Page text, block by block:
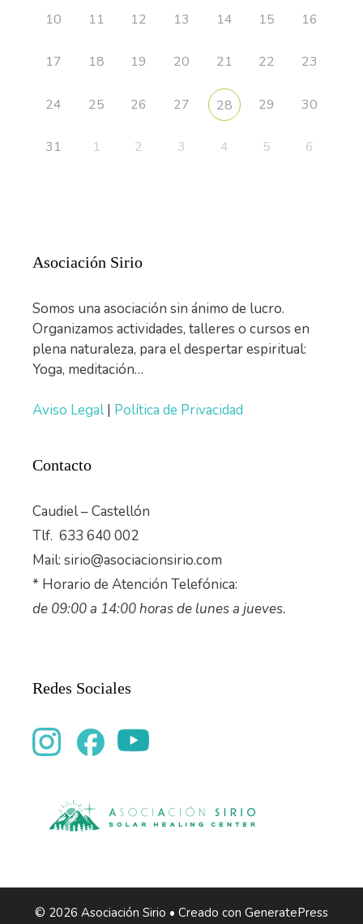
10 11 12 13 14 15 16
17 18 19 20 21 22 23
24 25 26 27 28 29 30
31 1 2 3 4 5 6
Asociación Sirio
Somos una asociación sin ánimo de lucro.
Organizamos actividades, talleres o cursos en
plena naturaleza, para el despertar espiritual:
Yoga, meditación…
Aviso Legal| Política de Privacidad
Contacto
Caudiel – Castellón
Tlf. 633 640 002
Mail: sirio@asociacionsirio.com
* Horario de Atención Telefónica:
de 09:00 a 14:00 horas de lunes a jueves.
Redes Sociales
© 2026 Asociación Sirio • Creado con GeneratePress